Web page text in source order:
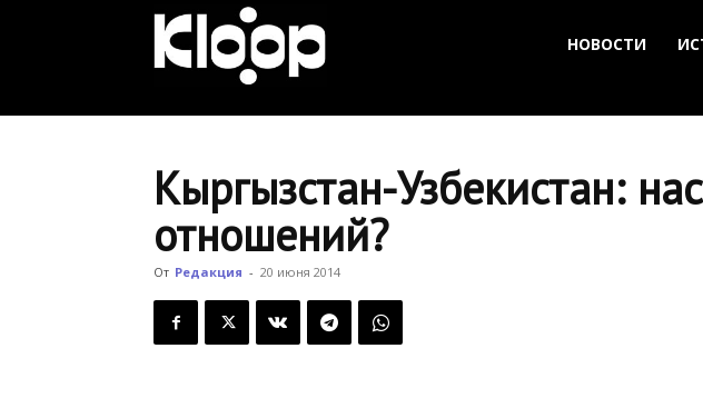
Новости
Кыргызстана
НОВОСТИ
Кыргызстан-Узбекистан:
отношений?
От Редакция - 20 июня 2014